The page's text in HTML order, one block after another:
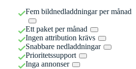
Fem bildnedladdningar per månad
Ett paket per månad
Ingen attribution krävs
Snabbare nedladdningar
Prioritetssupport
Inga annonser